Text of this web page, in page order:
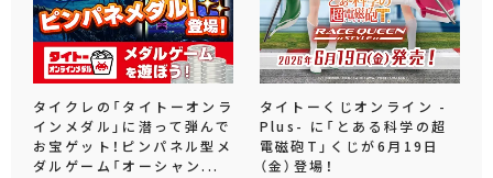
タイクレの「タイトーオンラ
インメダル」に潜って弾んで
お宝ゲット！ピンパネル型メ
ダルゲーム「オーシャン...
タイトーくじオンライン -
Plus- に「とある科学の超
電磁砲T」くじが6月19日
（金）登場！